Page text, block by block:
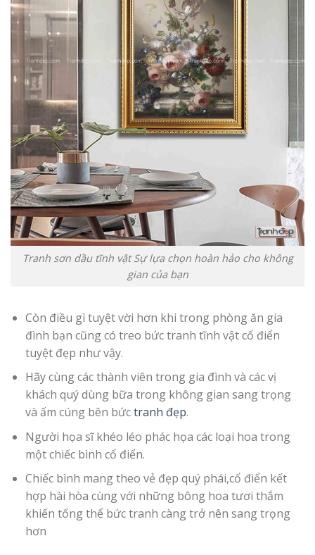
Tranh sơn dầu tĩnh vật Sự lựa chọn hoàn hảo cho không
gian của bạn
Còn điều gì tuyệt vời hơn khi trong phòng ăn gia
đình bạn cũng có treo bức tranh tĩnh vật cổ điển
tuyệt đẹp như vậy.
Hãy cùng các thành viên trong gia đình và các vị
khách quý dùng bữa trong không gian sang trọng
và ấm cúng bên bứctranh đẹp.
Người họa sĩ khéo léo phác họa các loại hoa trong
một chiếc bình cổ điển.
Chiếc bình mang theo vẻ đẹp quý phái,cổ điển kết
hợp hài hòa cùng với những bông hoa tươi thắm
khiến tổng thể bức tranh càng trở nên sang trọng
hơn